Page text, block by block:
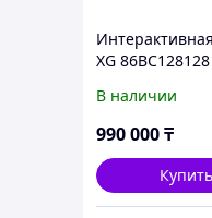
XG 86BC128128
В наличии
990 000₸